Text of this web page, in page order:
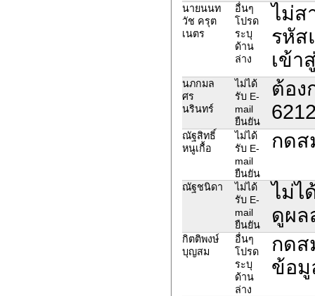
นายนนท
วัช ครุต
เนตร
อื่นๆ
โปรด
ระบุ
ด้าน
ล่าง
ไม่ส
รหัส
เข้า
นภกมล
ศร
นรินทร์
ไม่ได้
รับ E-
mail
ยืนยัน
ต้อง
ณัฐสิทธิ์
หนูเกื้อ
ไม่ได้
รับ E-
mail
ยืนยัน
กดส
ณัฐชนิดา
ไม่ได้
รับ E-
mail
ยืนยัน
ไม่ไ
ดูผล
กิตติพงษ์
บุญสม
อื่นๆ
โปรด
ระบุ
ด้าน
ล่าง
กดส
ข้อมู